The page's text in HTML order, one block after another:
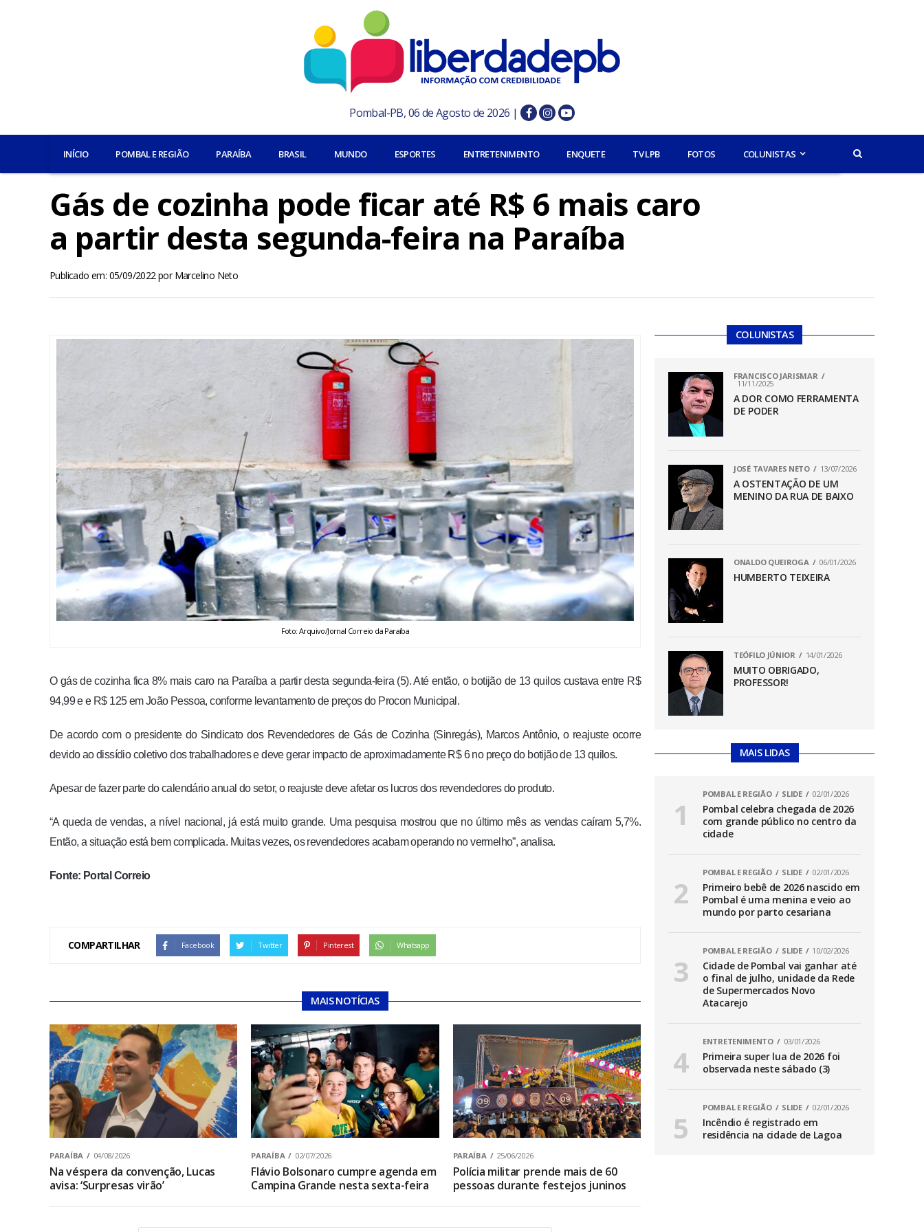
Pombal-PB, 06 de Agosto de 2026 |
INÍCIO POMBAL E REGIÃO PARAÍBA BRASIL MUNDO ESPORTES ENTRETENIMENTO ENQUETE TV LPB FOTOS COLUNISTAS
Gás de cozinha pode ficar até R$ 6 mais caro
a partir desta segunda-feira na Paraíba
Publicado em: 05/09/2022porMarcelino Neto
Foto: Arquivo/Jornal Correio da Paraíba
O gás de cozinha fica 8% mais caro na Paraíba a partir desta segunda-feira (5). Até então, o botijão de 13 quilos custava entre R$
94,99 e e R$ 125 em João Pessoa, conforme levantamento de preços do Procon Municipal.
De acordo com o presidente do Sindicato dos Revendedores de Gás de Cozinha (Sinregás), Marcos Antônio, o reajuste ocorre
devido ao dissídio coletivo dos trabalhadores e deve gerar impacto de aproximadamente R$ 6 no preço do botijão de 13 quilos.
Apesar de fazer parte do calendário anual do setor, o reajuste deve afetar os lucros dos revendedores do produto.
“A queda de vendas, a nível nacional, já está muito grande. Uma pesquisa mostrou que no último mês as vendas caíram 5,7%.
Então, a situação está bem complicada. Muitas vezes, os revendedores acabam operando no vermelho”, analisa.
Fonte: Portal Correio
COMPARTILHAR Facebook Twitter Pinterest Whatsapp
MAIS NOTÍCIAS
PARAÍBA 04/08/2026
Na véspera da convenção, Lucas
avisa: ‘Surpresas virão’
PARAÍBA 02/07/2026
Flávio Bolsonaro cumpre agenda em
Campina Grande nesta sexta-feira
PARAÍBA 25/06/2026
Polícia militar prende mais de 60
pessoas durante festejos juninos
COLUNISTAS
FRANCISCO JARISMAR
11/11/2025
A DOR COMO FERRAMENTA
DE PODER
JOSÉ TAVARES NETO 13/07/2026
A OSTENTAÇÃO DE UM
MENINO DA RUA DE BAIXO
ONALDO QUEIROGA 06/01/2026
HUMBERTO TEIXEIRA
TEÓFILO JÚNIOR 14/01/2026
MUITO OBRIGADO,
PROFESSOR!
MAIS LIDAS
POMBAL E REGIÃO SLIDE 02/01/2026
Pombal celebra chegada de 2026
com grande público no centro da
cidade
POMBAL E REGIÃO SLIDE 02/01/2026
Primeiro bebê de 2026 nascido em
Pombal é uma menina e veio ao
mundo por parto cesariana
POMBAL E REGIÃO SLIDE 10/02/2026
Cidade de Pombal vai ganhar até
o final de julho, unidade da Rede
de Supermercados Novo
Atacarejo
ENTRETENIMENTO 03/01/2026
Primeira super lua de 2026 foi
observada neste sábado (3)
POMBAL E REGIÃO SLIDE 02/01/2026
Incêndio é registrado em
residência na cidade de Lagoa